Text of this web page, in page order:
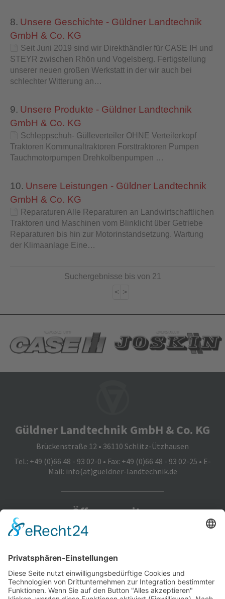
8. Unsere Geschichte - Güldner Landtechnik
GmbH & Co. KG
Seit Juni 2019 sind wir Direkthändler für CASE IH und
STEYR zwischen Rhön und Vogelsberg. Fertigstellung
unserer neuen großen Werkstatt in der wir auch bei
schlechter Witterung an…
9. Unsere Produkte - Güldner Landtechnik
GmbH & Co. KG
Schleppschuh- Gülleverteiler OHNE Verteilerkopf
Traktoren Kommunaltraktoren Forsttraktoren Pumpen
Tauchmotorpumpen Drehkolbenpumpen …
10. Unsere Leistungen - Güldner Landtechnik
GmbH & Co. KG
Reparaturen Alle Reparaturen an Landwirtschaftlichen
Traktoren und Maschinen vom Blinklicht über Getriebe
Reparaturen bis hin zur Motorinstandsetzung. Wartung
der Klimaanlage Eine…
Suchergebnisse bis von 21
< >
CASE IH Joskin
Güldner Landtechnik GmbH & Co. KG
Brückenstraße 12 • 36110 Schlitz-Ützhausen
Tel.: +49 (0)66 48 - 93 02-0 • Fax: +49 (0)66 48 - 93 02-25 • E-
Mail: info(at)gueldner-landtechnik.de
Öffnungszeiten
Montag bis Freitag: 8.00 Uhr bis 17.00 Uhr
Wir benötigen Ihre Zustimmung,